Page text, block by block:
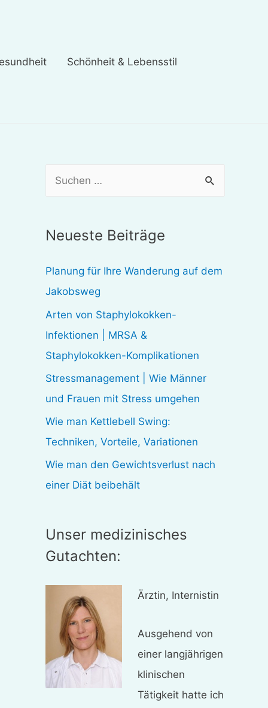
Schönheit & Lebensstil
h
n
n
a
c
h
:
Neueste Beiträge
Planung für Ihre Wanderung auf dem
Jakobsweg
Arten von Staphylokokken-
Infektionen | MRSA &
Staphylokokken-Komplikationen
Stressmanagement | Wie Männer
und Frauen mit Stress umgehen
Wie man Kettlebell Swing:
Techniken, Vorteile, Variationen
Wie man den Gewichtsverlust nach
einer Diät beibehält
Unser medizinisches
Gutachten:
Ärztin, Internistin
Ausgehend von
einer langjährigen
klinischen
Tätigkeit hatte ich